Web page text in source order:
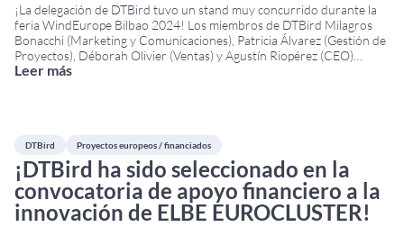
¡La delegación de DTBird tuvo un stand muy concurrido durante la
feria WindEurope Bilbao 2024! Los miembros de DTBird Milagros
Bonacchi (Marketing y Comunicaciones), Patricia Álvarez (Gestión de
Proyectos), Déborah Olivier (Ventas) y Agustín Riopérez (CEO)
viajaron a Bilbao para asistir al evento anual WindEurope 2024. La
Leer más
DTBird Proyectos europeos / financiados
¡DTBird ha sido seleccionado en la
convocatoria de apoyo financiero a la
innovación de ELBE EUROCLUSTER!